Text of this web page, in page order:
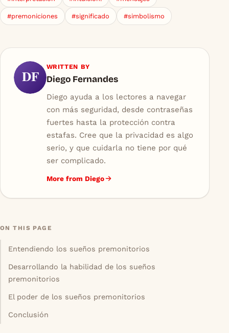
#premoniciones #significado #simbolismo
DF
WRITTEN BY
Diego Fernandes
Diego ayuda a los lectores a navegar
con más seguridad, desde contraseñas
fuertes hasta la protección contra
estafas. Cree que la privacidad es algo
serio, y que cuidarla no tiene por qué
ser complicado.
More from Diego
ON THIS PAGE
Entendiendo los sueños premonitorios
Desarrollando la habilidad de los sueños
premonitorios
El poder de los sueños premonitorios
Conclusión